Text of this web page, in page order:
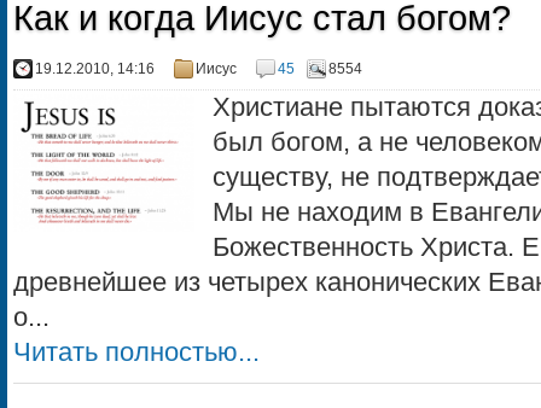
Как и когда Иисус стал богом?
19.12.2010, 14:16 Иисус 45 8554
Христиане пытаются
был богом, а не
существу, не
Мы не находим в
Божественность Христа.
древнейшее из четырех канонических
о...
Читать полностью...